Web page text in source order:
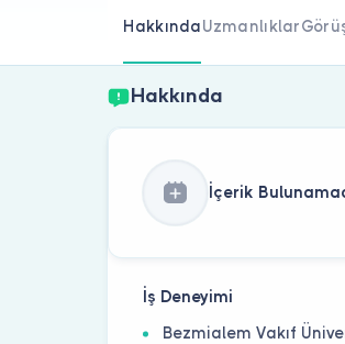
HakkındaUzmanlıklar
Hakkında
İçerik
İş Deneyimi
Bezmialem Vakıf